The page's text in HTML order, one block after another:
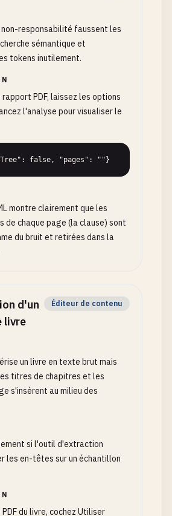
non-responsabilité faussent les
sémantique et
tokens inutilement.
PDF, laissez les options
l'analyse pour visualiser le
false, "pages": ""}
montre clairement que les
de chaque page (la clause) sont
du bruit et retirées dans la
d'un
livre
Éditeur de contenu
un livre en texte brut mais
titres de chapitres et les
s'insèrent au milieu des
si l'outil d'extraction
les en-têtes sur un échantillon
du livre, cochez Utiliser